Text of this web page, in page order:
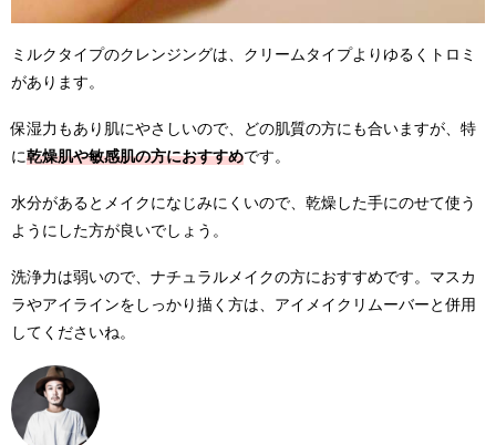
ミルクタイプのクレンジングは、クリームタイプよりゆるくトロミ
があります。
保湿力もあり肌にやさしいので、どの肌質の方にも合いますが、特
に乾燥肌や敏感肌の方におすすめです。
水分があるとメイクになじみにくいので、乾燥した手にのせて使う
ようにした方が良いでしょう。
洗浄力は弱いので、ナチュラルメイクの方におすすめです。マスカ
ラやアイラインをしっかり描く方は、アイメイクリムーバーと併用
してくださいね。